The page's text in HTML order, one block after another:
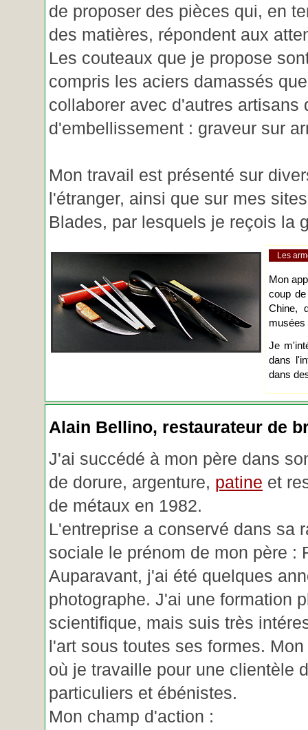
de proposer des pièces qui, en
des matières, répondent aux
Les couteaux que je propose
compris les aciers damassés
collaborer avec d'autres artisans
d'embellissement : graveur sur
Mon travail est présenté sur
l'étranger, ainsi que sur mes
Blades, par lesquels je reçois la
Les
Mon
coup
Chine,
musées
Je
dans
dans
Alain Bellino, restaurateur de
J'ai succédé à mon père dans
de dorure, argenture, patine et
de métaux en 1982.
L'entreprise a conservé dans sa
sociale le prénom de mon père :
Auparavant, j'ai été quelques
photographe. J'ai une formation
scientifique, mais suis très
l'art sous toutes ses formes.
où je travaille pour une clientèle
particuliers et ébénistes.
Mon champ d'action :